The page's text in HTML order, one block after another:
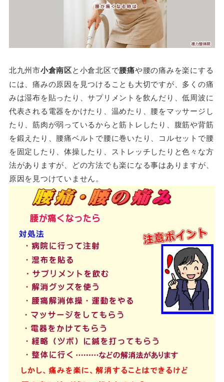
北九州市小倉南区と小倉北区で腰痛や腰の痛みを楽にする
には、痛みの原因を見つけることも大切ですが、多くの痛
みは湿布を貼ったり、サプリメントを飲んだり、低周波に
代表される電器をかけたり、温めたり、腰をマッサージし
たり、筋肉が弱っているからと筋トレしたり、腹筋や背筋
を鍛えたり、腰痛ベルトで腰に巻いたり、コルセットで腰
を固定したり、体操したり、ストレッチしたりと色々な方
法がありますが、どの方法でも楽になる事はありますが、
原因を見つけていません。